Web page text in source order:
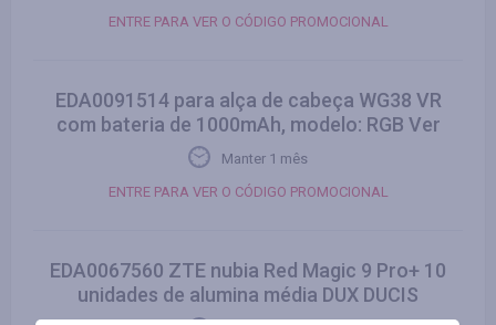
ENTRE PARA VER O CÓDIGO PROMOCIONAL
EDA0091514 para alça de cabeça WG38 VR
com bateria de 1000mAh, modelo: RGB Ver
Manter 1 mês
ENTRE PARA VER O CÓDIGO PROMOCIONAL
EDA0067560 ZTE nubia Red Magic 9 Pro+ 10
unidades de alumina média DUX DUCIS